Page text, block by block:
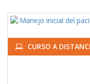
CURSO A